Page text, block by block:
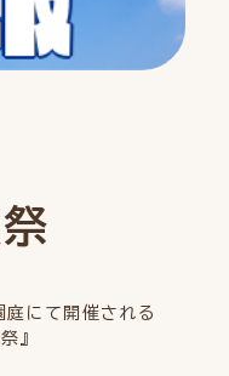
庭にて開催される
』